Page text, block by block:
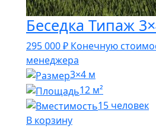
Беседка Типаж
295 000₽ Конечную
менеджера
3×4 м
12 м²
15 человек
В корзину